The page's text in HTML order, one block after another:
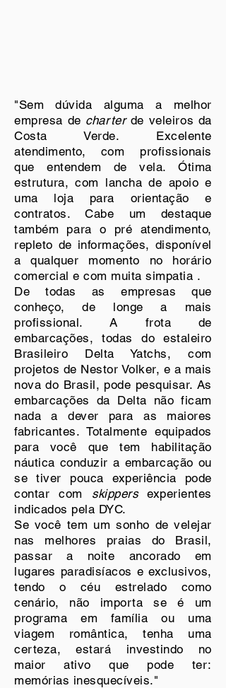
"Sem dúvida alguma a melhor
empresa de charterde veleiros da
Costa Verde. Excelente
atendimento, com profissionais
que entendem de vela. Ótima
estrutura, com lancha de apoio e
uma loja para orientação e
contratos. Cabe um destaque
também para o pré atendimento,
repleto de informações, disponível
a qualquer momento no horário
comercial e com muita simpatia .
De todas as empresas que
conheço, de longe a mais
profissional. A frota de
embarcações, todas do estaleiro
Brasileiro Delta Yatchs, com
projetos de Nestor Volker, e a mais
nova do Brasil, pode pesquisar. As
embarcações da Delta não ficam
nada a dever para as maiores
fabricantes. Totalmente equipados
para você que tem habilitação
náutica conduzir a embarcação ou
se tiver pouca experiência pode
contar com skippersexperientes
indicados pela DYC.
Se você tem um sonho de velejar
nas melhores praias do Brasil,
passar a noite ancorado em
lugares paradisíacos e exclusivos,
tendo o céu estrelado como
cenário, não importa se é um
programa em família ou uma
viagem romântica, tenha uma
certeza, estará investindo no
maior ativo que pode ter:
memórias inesquecíveis."